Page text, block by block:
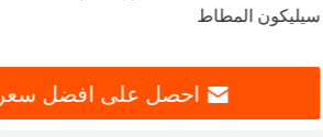
سيليكون المطاط
احصل على افضل سعر